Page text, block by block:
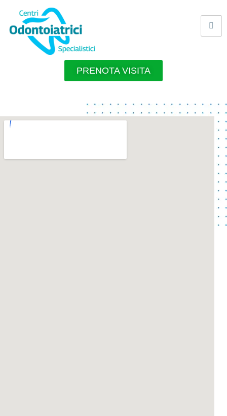
PRENOTA VISITA